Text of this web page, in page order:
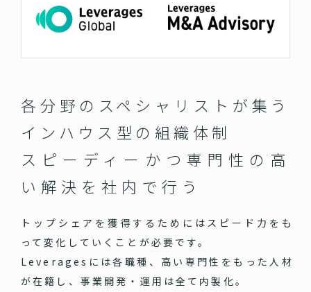
各分野のスペシャリストが集う
インハウス型の組織体制
スピーディーかつ専門性の高
い 解決を社内で行う
トップシェアを獲得するためにはスピード力をも
って変化していくことが必要です。
Leveragesには各職種、高い専門性をもった人材
が在籍し、事業開発・運用は全て内製化。